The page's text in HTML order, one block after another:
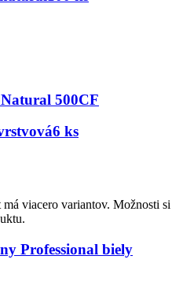
500CF
6 ks
viacero variantov. Možnosti si
Professional biely